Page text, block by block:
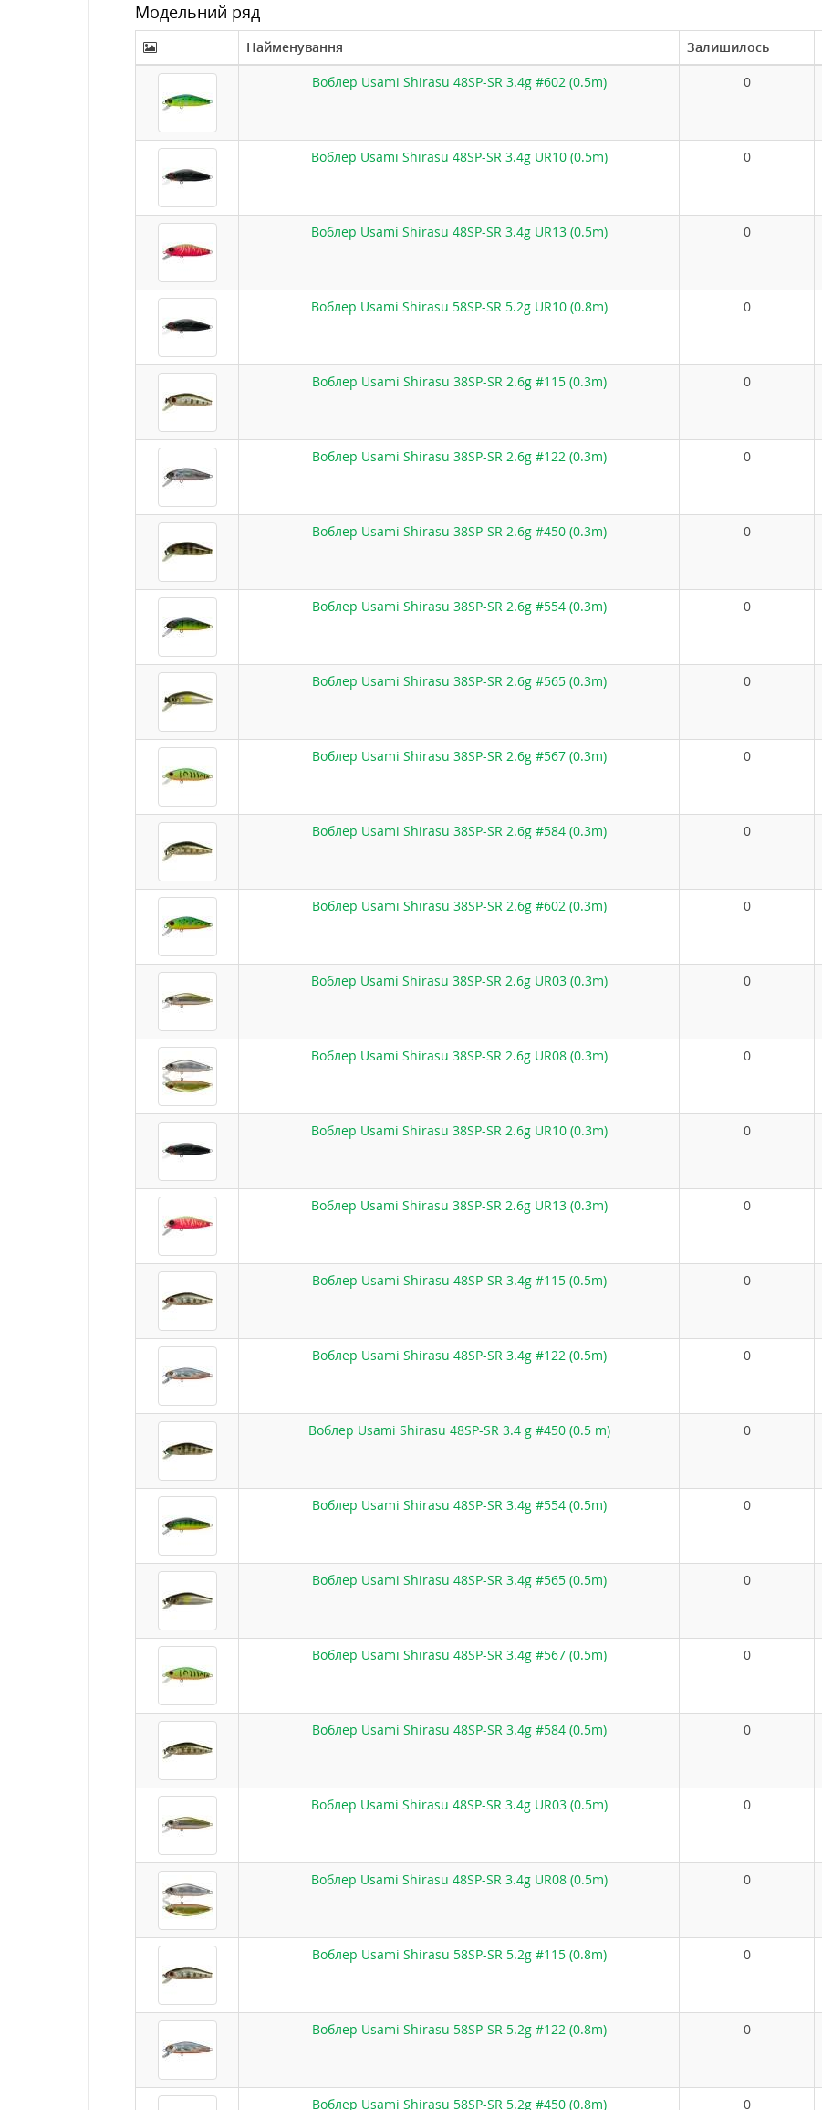
Модельний ряд
Найменування Залишилось
Воблер Usami Shirasu 48SP-SR 3.4g #602 (0.5m)
0
Воблер Usami Shirasu 48SP-SR 3.4g UR10 (0.5m) 0
Воблер Usami Shirasu 48SP-SR 3.4g UR13 (0.5m) 0
Воблер Usami Shirasu 58SP-SR 5.2g UR10 (0.8m) 0
Воблер Usami Shirasu 38SP-SR 2.6g #115 (0.3m) 0
Воблер Usami Shirasu 38SP-SR 2.6g #122 (0.3m) 0
Воблер Usami Shirasu 38SP-SR 2.6g #450 (0.3m) 0
Воблер Usami Shirasu 38SP-SR 2.6g #554 (0.3m) 0
Воблер Usami Shirasu 38SP-SR 2.6g #565 (0.3m) 0
Воблер Usami Shirasu 38SP-SR 2.6g #567 (0.3m) 0
Воблер Usami Shirasu 38SP-SR 2.6g #584 (0.3m) 0
Воблер Usami Shirasu 38SP-SR 2.6g #602 (0.3m) 0
Воблер Usami Shirasu 38SP-SR 2.6g UR03 (0.3m) 0
Воблер Usami Shirasu 38SP-SR 2.6g UR08 (0.3m) 0
Воблер Usami Shirasu 38SP-SR 2.6g UR10 (0.3m) 0
Воблер Usami Shirasu 38SP-SR 2.6g UR13 (0.3m) 0
Воблер Usami Shirasu 48SP-SR 3.4g #115 (0.5m) 0
Воблер Usami Shirasu 48SP-SR 3.4g #122 (0.5m) 0
Воблер Usami Shirasu 48SP-SR 3.4 g #450 (0.5 m) 0
Воблер Usami Shirasu 48SP-SR 3.4g #554 (0.5m) 0
Воблер Usami Shirasu 48SP-SR 3.4g #565 (0.5m) 0
Воблер Usami Shirasu 48SP-SR 3.4g #567 (0.5m) 0
Воблер Usami Shirasu 48SP-SR 3.4g #584 (0.5m) 0
Воблер Usami Shirasu 48SP-SR 3.4g UR03 (0.5m) 0
Воблер Usami Shirasu 48SP-SR 3.4g UR08 (0.5m) 0
Воблер Usami Shirasu 58SP-SR 5.2g #115 (0.8m) 0
Воблер Usami Shirasu 58SP-SR 5.2g #122 (0.8m) 0
Воблер Usami Shirasu 58SP-SR 5.2g #450 (0.8m) 0